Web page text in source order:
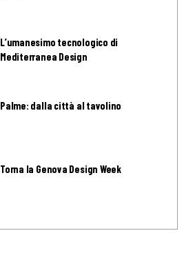
L’umanesimo tecnologico di
Mediterranea Design
Palme: dalla città al tavolino
Torna la Genova Design Week